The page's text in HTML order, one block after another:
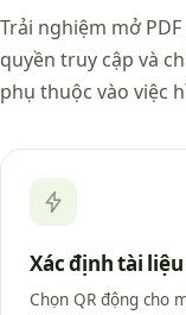
Trải nghiệm mở
quyền truy cập và
phụ thuộc vào việc
Xác định tài
Chọn QR động cho